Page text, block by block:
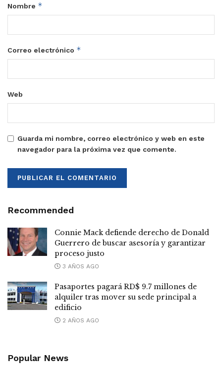
Nombre *
Correo electrónico *
Web
Guarda mi nombre, correo electrónico y web en este
navegador para la próxima vez que comente.
Recommended
Connie Mack defiende derecho de Donald
Guerrero de buscar asesoría y garantizar
proceso justo
3 AÑOS AGO
Pasaportes pagará RD$ 9.7 millones de
alquiler tras mover su sede principal a
edificio
2 AÑOS AGO
Popular News